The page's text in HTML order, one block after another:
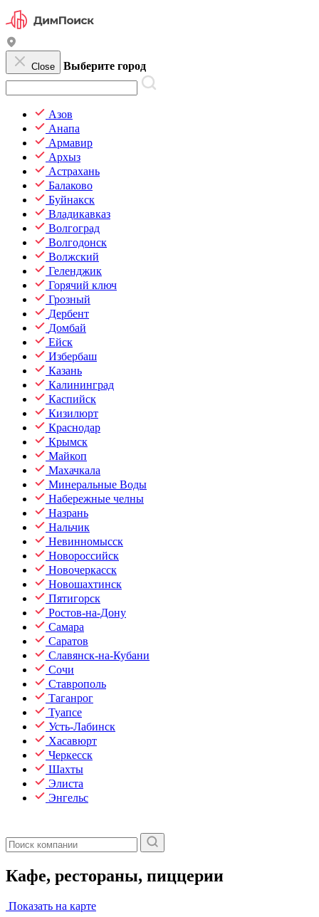
Close Выберите город
Азов
Анапа
Армавир
Архыз
Астрахань
Балаково
Буйнакск
Владикавказ
Волгоград
Волгодонск
Волжский
Геленджик
Горячий ключ
Грозный
Дербент
Домбай
Ейск
Избербаш
Казань
Калининград
Каспийск
Кизилюрт
Краснодар
Крымск
Майкоп
Махачкала
Минеральные Воды
Набережные челны
Назрань
Нальчик
Невинномысск
Новороссийск
Новочеркасск
Новошахтинск
Пятигорск
Ростов-на-Дону
Самара
Саратов
Славянск-на-Кубани
Сочи
Ставрополь
Таганрог
Туапсе
Усть-Лабинск
Хасавюрт
Черкесск
Шахты
Элиста
Энгельс
Кафе, рестораны, пиццерии
Показать на карте